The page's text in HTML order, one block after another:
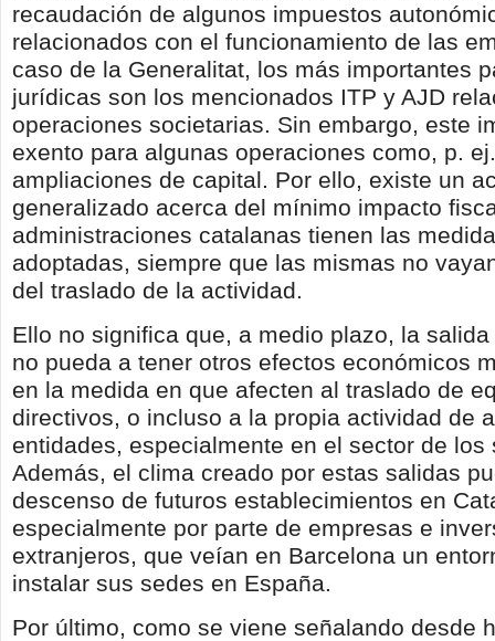
recaudación de algunos impuestos
relacionados con el funcionamiento de las
caso de la Generalitat, los más importantes
jurídicas son los mencionados ITP y AJD
operaciones societarias. Sin embargo, este
exento para algunas operaciones como, p.
ampliaciones de capital. Por ello, existe un
generalizado acerca del mínimo impacto
administraciones catalanas tienen las
adoptadas, siempre que las mismas no
del traslado de la actividad.
Ello no significa que, a medio plazo, la
no pueda a tener otros efectos económicos
en la medida en que afecten al traslado de
directivos, o incluso a la propia actividad de
entidades, especialmente en el sector de los
Además, el clima creado por estas salidas
descenso de futuros establecimientos en
especialmente por parte de empresas e
extranjeros, que veían en Barcelona un
instalar sus sedes en España.
Por último, como se viene señalando desde